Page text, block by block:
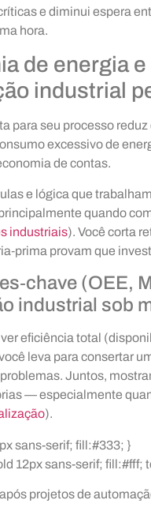
e diminui espera
hora.
de energia
industrial
para seu processo
excessivo de
de contas.
e lógica que
quando
industriais). Você corta
provam que
(OEE,
industrial sob
eficiência total
leva para consertar
Juntos,
— especialmente
).
sans-serif; fill:#333; }
12px sans-serif; fill:#fff;
projetos de